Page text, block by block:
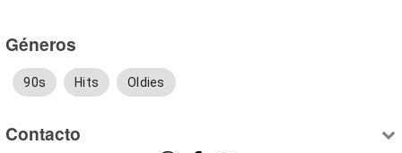
Géneros
90s Hits Oldies
Contacto